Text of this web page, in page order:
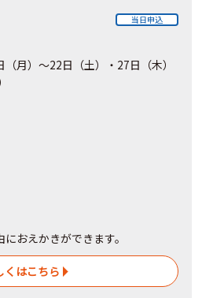
当日申込
月）～22日（土）・27日（木）
おえかきができます。
くはこちら